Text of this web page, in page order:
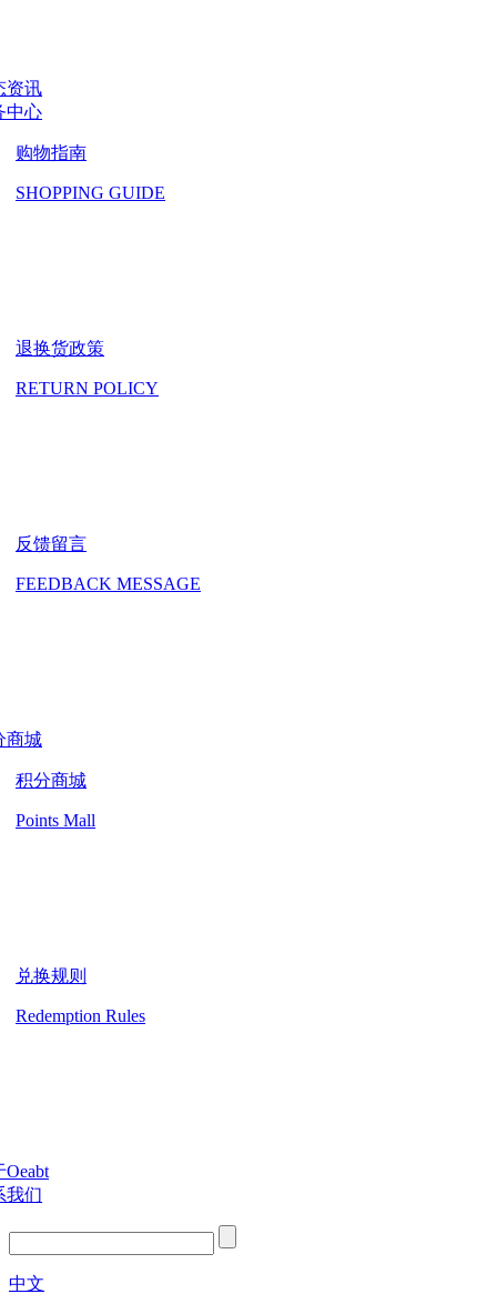
资讯
中心
购物指南
SHOPPING GUIDE
退换货政策
RETURN POLICY
反馈留言
FEEDBACK MESSAGE
商城
积分商城
Points Mall
兑换规则
Redemption Rules
Oeabt
我们
中文